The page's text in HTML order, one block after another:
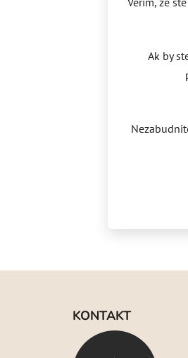
Ak by
KONTAKT